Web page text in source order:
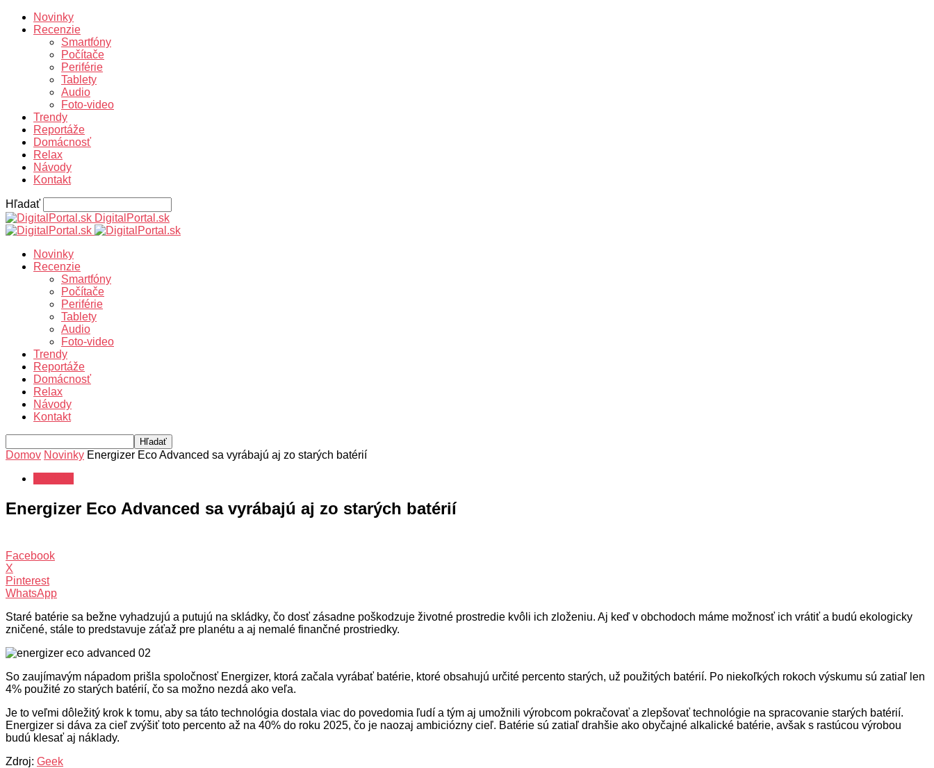
Novinky
Recenzie
Smartfóny
Počítače
Periférie
Tablety
Audio
Foto-video
Trendy
Reportáže
Domácnosť
Relax
Návody
Kontakt
Hľadať
DigitalPortal.sk
Novinky
Recenzie
Smartfóny
Počítače
Periférie
Tablety
Audio
Foto-video
Trendy
Reportáže
Domácnosť
Relax
Návody
Kontakt
Domov Novinky Energizer Eco Advanced sa vyrábajú aj zo starých batérií
Energizer Eco Advanced sa vyrábajú aj zo starých batérií
Facebook
X
Pinterest
WhatsApp
Staré batérie sa bežne vyhadzujú a putujú na skládky, čo dosť zásadne poškodzuje životné prostredie kvôli ich zloženiu. Aj keď v obchodoch máme možnosť ich vrátiť a budú ekologicky
zničené, stále to predstavuje záťaž pre planétu a aj nemalé finančné prostriedky.
So zaujímavým nápadom prišla spoločnosť Energizer, ktorá začala vyrábať batérie, ktoré obsahujú určité percento starých, už použitých batérií. Po niekoľkých rokoch výskumu sú zatiaľ len
4% použité zo starých batérií, čo sa možno nezdá ako veľa.
Je to veľmi dôležitý krok k tomu, aby sa táto technológia dostala viac do povedomia ľudí a tým aj umožnili výrobcom pokračovať a zlepšovať technológie na spracovanie starých batérií.
Energizer si dáva za cieľ zvýšiť toto percento až na 40% do roku 2025, čo je naozaj ambiciózny cieľ. Batérie sú zatiaľ drahšie ako obyčajné alkalické batérie, avšak s rastúcou výrobou
budú klesať aj náklady.
Zdroj: Geek